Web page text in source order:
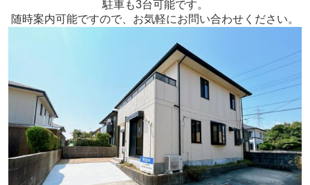
駐車も3台可能です。
随時案内可能ですので、お気軽にお問い合わせください。